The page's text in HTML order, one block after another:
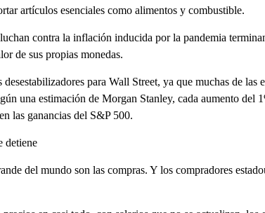
artículos esenciales como alimentos y combustible.
contra la inflación inducida por la pandemia
de sus propias monedas.
para Wall Street, ya que muchas de las
una estimación de Morgan Stanley, cada aumento del
las ganancias del S&P 500.
detiene
del mundo son las compras. Y los compradores